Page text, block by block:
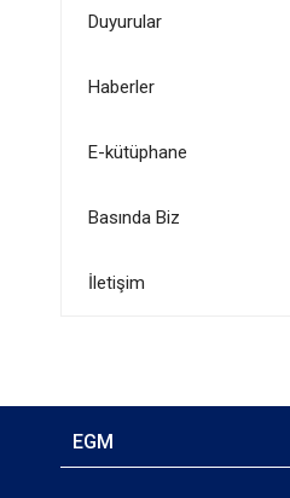
Duyurular
Haberler
E-kütüphane
Basında Biz
İletişim
EGM